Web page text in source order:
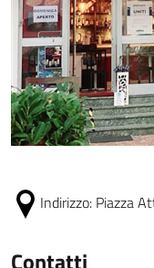
Indirizzo: Piazza